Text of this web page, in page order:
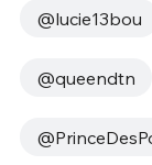
@lucie13bou
@queendtn